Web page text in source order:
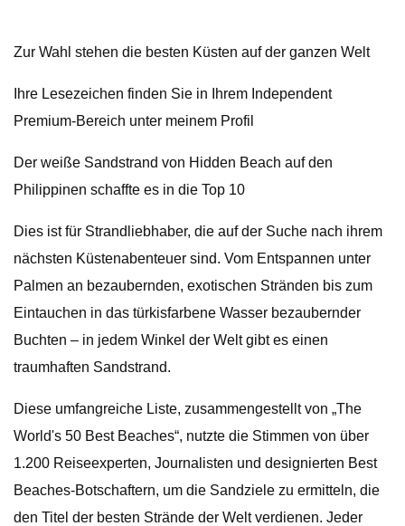
Zur Wahl stehen die besten Küsten auf der ganzen Welt
Ihre Lesezeichen finden Sie in Ihrem Independent
Premium-Bereich unter meinem Profil
Der weiße Sandstrand von Hidden Beach auf den
Philippinen schaffte es in die Top 10
Dies ist für Strandliebhaber, die auf der Suche nach ihrem
nächsten Küstenabenteuer sind. Vom Entspannen unter
Palmen an bezaubernden, exotischen Stränden bis zum
Eintauchen in das türkisfarbene Wasser bezaubernder
Buchten – in jedem Winkel der Welt gibt es einen
traumhaften Sandstrand.
Diese umfangreiche Liste, zusammengestellt von „The
World's 50 Best Beaches“, nutzte die Stimmen von über
1.200 Reiseexperten, Journalisten und designierten Best
Beaches-Botschaftern, um die Sandziele zu ermitteln, die
den Titel der besten Strände der Welt verdienen. Jeder